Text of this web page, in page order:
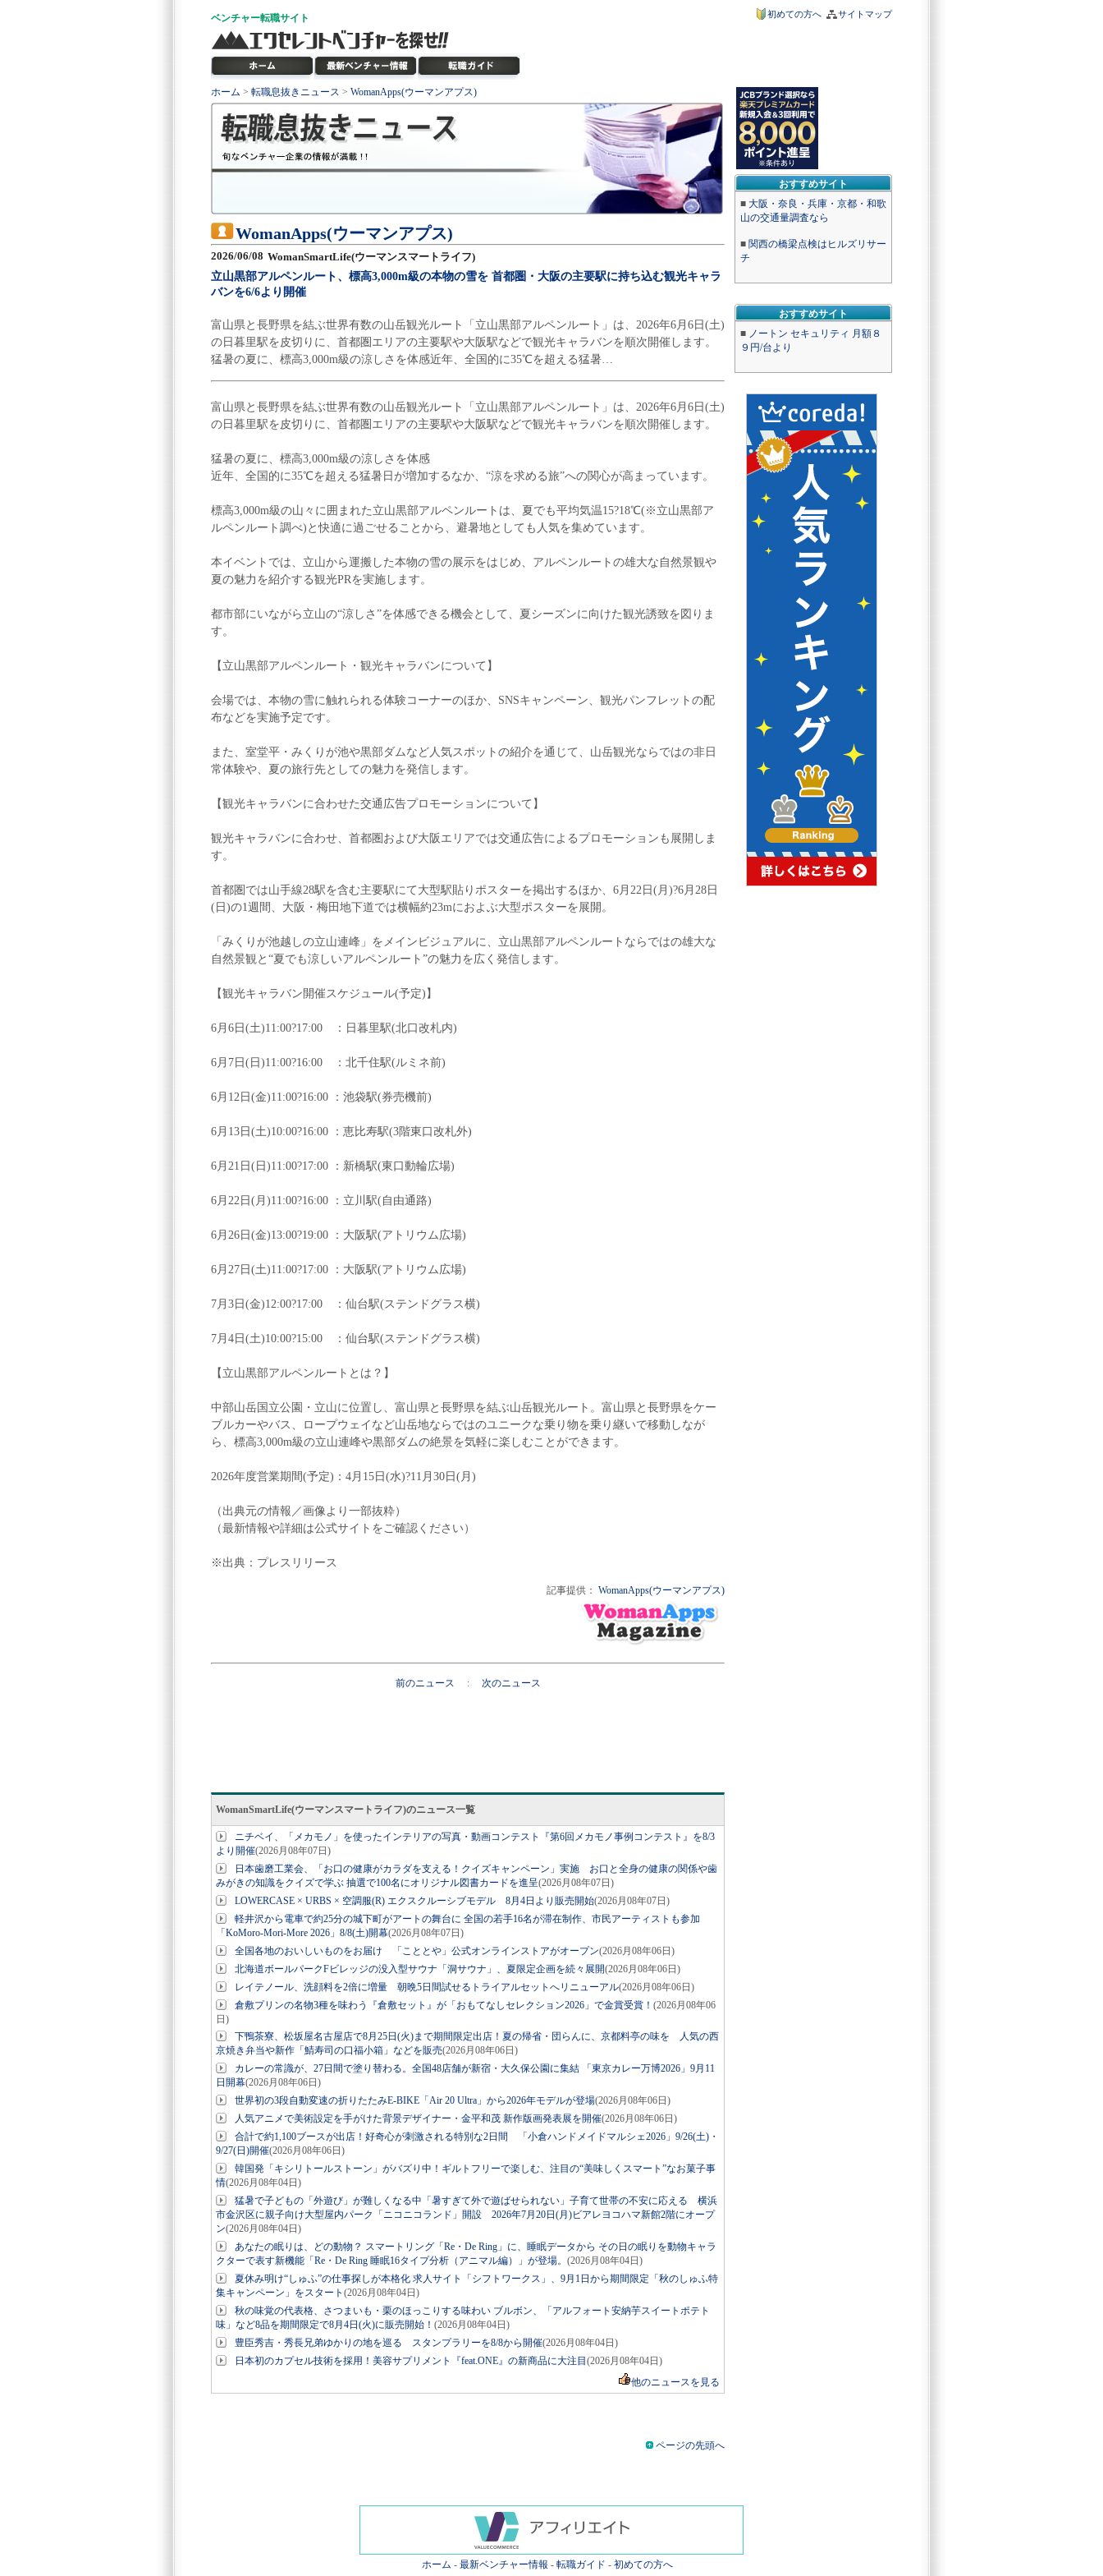
ベンチャー転職サイト サイトマップ
初めての方へ
おすすめサイト
■ 大阪・奈良・兵庫・京都・和歌
山の交通量調査なら
■ 関西の橋梁点検はヒルズリサー
チ
おすすめサイト
■ ノートン セキュリティ 月額８
９円/台より
ホーム > 転職息抜きニュース > WomanApps(ウーマンアプス)
WomanApps(ウーマンアプス)
2026/06/08 WomanSmartLife(ウーマンスマートライフ)
立山黒部アルペンルート、標高3,000m級の本物の雪を 首都圏・大阪の主要駅に持ち込む観光キャラ
バンを6/6より開催
富山県と長野県を結ぶ世界有数の山岳観光ルート「立山黒部アルペンルート」は、2026年6月6日(土)
の日暮里駅を皮切りに、首都圏エリアの主要駅や大阪駅などで観光キャラバンを順次開催します。
猛暑の夏に、標高3,000m級の涼しさを体感近年、全国的に35℃を超える猛暑…
富山県と長野県を結ぶ世界有数の山岳観光ルート「立山黒部アルペンルート」は、2026年6月6日(土)
の日暮里駅を皮切りに、首都圏エリアの主要駅や大阪駅などで観光キャラバンを順次開催します。
猛暑の夏に、標高3,000m級の涼しさを体感
近年、全国的に35℃を超える猛暑日が増加するなか、“涼を求める旅”への関心が高まっています。
標高3,000m級の山々に囲まれた立山黒部アルペンルートは、夏でも平均気温15?18℃(※立山黒部ア
ルペンルート調べ)と快適に過ごせることから、避暑地としても人気を集めています。
本イベントでは、立山から運搬した本物の雪の展示をはじめ、アルペンルートの雄大な自然景観や
夏の魅力を紹介する観光PRを実施します。
都市部にいながら立山の“涼しさ”を体感できる機会として、夏シーズンに向けた観光誘致を図りま
す。
【立山黒部アルペンルート・観光キャラバンについて】
会場では、本物の雪に触れられる体験コーナーのほか、SNSキャンペーン、観光パンフレットの配
布などを実施予定です。
また、室堂平・みくりが池や黒部ダムなど人気スポットの紹介を通じて、山岳観光ならではの非日
常体験や、夏の旅行先としての魅力を発信します。
【観光キャラバンに合わせた交通広告プロモーションについて】
観光キャラバンに合わせ、首都圏および大阪エリアでは交通広告によるプロモーションも展開しま
す。
首都圏では山手線28駅を含む主要駅にて大型駅貼りポスターを掲出するほか、6月22日(月)?6月28日
(日)の1週間、大阪・梅田地下道では横幅約23mにおよぶ大型ポスターを展開。
「みくりが池越しの立山連峰」をメインビジュアルに、立山黒部アルペンルートならではの雄大な
自然景観と“夏でも涼しいアルペンルート”の魅力を広く発信します。
【観光キャラバン開催スケジュール(予定)】
6月6日(土)11:00?17:00 ：日暮里駅(北口改札内)
6月7日(日)11:00?16:00 ：北千住駅(ルミネ前)
6月12日(金)11:00?16:00 ：池袋駅(券売機前)
6月13日(土)10:00?16:00 ：恵比寿駅(3階東口改札外)
6月21日(日)11:00?17:00 ：新橋駅(東口動輪広場)
6月22日(月)11:00?16:00 ：立川駅(自由通路)
6月26日(金)13:00?19:00 ：大阪駅(アトリウム広場)
6月27日(土)11:00?17:00 ：大阪駅(アトリウム広場)
7月3日(金)12:00?17:00 ：仙台駅(ステンドグラス横)
7月4日(土)10:00?15:00 ：仙台駅(ステンドグラス横)
【立山黒部アルペンルートとは？】
中部山岳国立公園・立山に位置し、富山県と長野県を結ぶ山岳観光ルート。富山県と長野県をケー
ブルカーやバス、ロープウェイなど山岳地ならではのユニークな乗り物を乗り継いで移動しなが
ら、標高3,000m級の立山連峰や黒部ダムの絶景を気軽に楽しむことができます。
2026年度営業期間(予定)：4月15日(水)?11月30日(月)
（出典元の情報／画像より一部抜粋）
（最新情報や詳細は公式サイトをご確認ください）
※出典：プレスリリース
記事提供： WomanApps(ウーマンアプス)
前のニュース : 次のニュース
WomanSmartLife(ウーマンスマートライフ)のニュース一覧
ニチベイ、「メカモノ」を使ったインテリアの写真・動画コンテスト『第6回メカモノ事例コンテスト』を8/3
より開催(2026月08年07日)
日本歯磨工業会、「お口の健康がカラダを支える！クイズキャンペーン」実施 お口と全身の健康の関係や歯
みがきの知識をクイズで学ぶ 抽選で100名にオリジナル図書カードを進呈(2026月08年07日)
LOWERCASE × URBS × 空調服(R) エクスクルーシブモデル 8月4日より販売開始(2026月08年07日)
軽井沢から電車で約25分の城下町がアートの舞台に 全国の若手16名が滞在制作、市民アーティストも参加
「KoMoro-Mori-More 2026」8/8(土)開幕(2026月08年07日)
全国各地のおいしいものをお届け 「こととや」公式オンラインストアがオープン(2026月08年06日)
北海道ボールパークFビレッジの没入型サウナ「洞サウナ」、夏限定企画を続々展開(2026月08年06日)
レイテノール、洗顔料を2倍に増量 朝晩5日間試せるトライアルセットへリニューアル(2026月08年06日)
倉敷プリンの名物3種を味わう『倉敷セット』が「おもてなしセレクション2026」で金賞受賞！ (2026月08年06
日)
下鴨茶寮、松坂屋名古屋店で8月25日(火)まで期間限定出店！夏の帰省・団らんに、京都料亭の味を 人気の西
京焼き弁当や新作「鯖寿司の口福小箱」などを販売(2026月08年06日)
カレーの常識が、27日間で塗り替わる。全国48店舗が新宿・大久保公園に集結 「東京カレー万博2026」9月11
日開幕(2026月08年06日)
世界初の3段自動変速の折りたたみE-BIKE「Air 20 Ultra」から2026年モデルが登場(2026月08年06日)
人気アニメで美術設定を手がけた背景デザイナー・金平和茂 新作版画発表展を開催(2026月08年06日)
合計で約1,100ブースが出店！好奇心が刺激される特別な2日間 「小倉ハンドメイドマルシェ2026」9/26(土)・
9/27(日)開催(2026月08年06日)
韓国発「キシリトールストーン」がバズり中！ギルトフリーで楽しむ、注目の“美味しくスマート”なお菓子事
情(2026月08年04日)
猛暑で子どもの「外遊び」が難しくなる中「暑すぎて外で遊ばせられない」子育て世帯の不安に応える 横浜
市金沢区に親子向け大型屋内パーク「ニコニコランド」開設 2026年7月20日(月)ビアレヨコハマ新館2階にオープ
ン(2026月08年04日)
あなたの眠りは、どの動物？ スマートリング「Re・De Ring」に、睡眠データから その日の眠りを動物キャラ
クターで表す新機能「Re・De Ring 睡眠16タイプ分析（アニマル編）」が登場。 (2026月08年04日)
夏休み明け“しゅふ”の仕事探しが本格化 求人サイト「シフトワークス」、9月1日から期間限定「秋のしゅふ特
集キャンペーン」をスタート (2026月08年04日)
秋の味覚の代表格、さつまいも・栗のほっこりする味わい ブルボン、「アルフォート安納芋スイートポテト
味」など8品を期間限定で8月4日(火)に販売開始！ (2026月08年04日)
豊臣秀吉・秀長兄弟ゆかりの地を巡る スタンプラリーを8/8から開催(2026月08年04日)
日本初のカプセル技術を採用！美容サプリメント『feat.ONE』の新商品に大注目 (2026月08年04日)
他のニュースを見る
ページの先頭へ
ホーム - 最新ベンチャー情報 - 転職ガイド - 初めての方へ